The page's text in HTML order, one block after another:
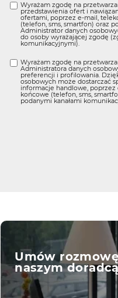
Wyrażam zgodę na
przedstawienia ofert i
ofertami, poprzez e-mail,
(telefon, sms, smartfon) oraz
Administrator danych
do osoby wyrażającej zgodę
komunikacyjnymi).
Wyrażam zgodę na
Administratora danych
preferencji i profilowania.
osobowych może dostarczać
informacje handlowe,
końcowe (telefon, sms,
podanymi kanałami
Umów
naszym